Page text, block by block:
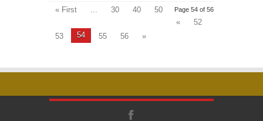
Page 54 of 56
« First ... 30 40
50
«
52
53
54 55 56 »